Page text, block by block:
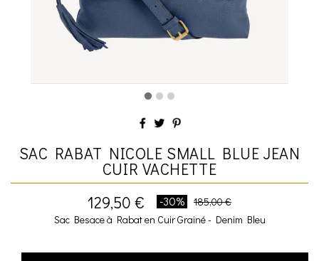
SAC RABAT NICOLE SMALL BLUE JEAN
CUIR VACHETTE
129,50 €
-30%
185,00 €
Sac Besace à Rabat en Cuir Grainé - Denim Bleu